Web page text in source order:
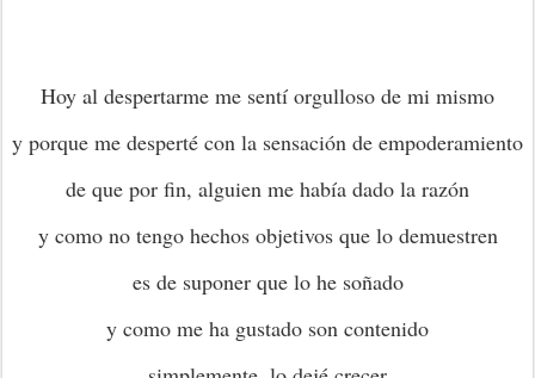
Hoy al despertarme me sentí orgulloso de mi mismo
y porque me desperté con la sensación de empoderamiento
de que por fin, alguien me había dado la razón
y como no tengo hechos objetivos que lo demuestren
es de suponer que lo he soñado
y como me ha gustado son contenido